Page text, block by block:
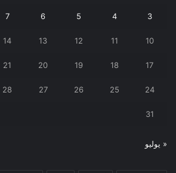
3
4
5
6
7
10
11
12
13
14
17
18
19
20
21
24
25
26
27
28
31
« يوليو